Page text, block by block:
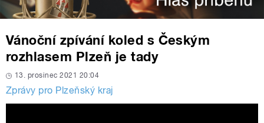
Vánoční zpívání koled s Českým
rozhlasem Plzeň je tady
13. prosinec 2021 20:04
Zprávy pro Plzeňský kraj